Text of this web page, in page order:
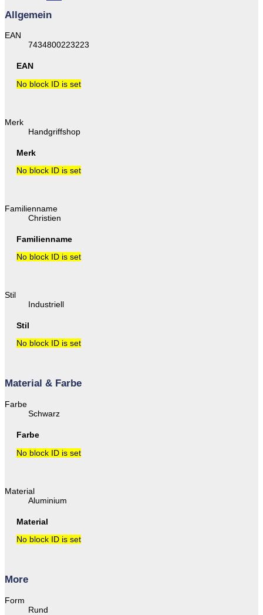
Allgemein
EAN
7434800223223
EAN
No block ID is set
Merk
Handgriffshop
Merk
No block ID is set
Familienname
Christien
Familienname
No block ID is set
Stil
Industriell
Stil
No block ID is set
Material & Farbe
Farbe
Schwarz
Farbe
No block ID is set
Material
Aluminium
Material
No block ID is set
More
Form
Rund